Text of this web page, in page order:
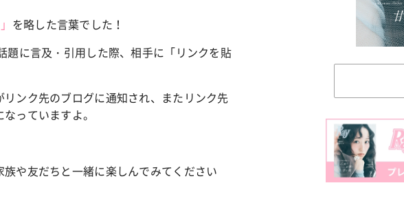
」 を略した言葉でした！
題に言及・引用した際、相手に「リンクを貼
ンク先のブログに通知され、またリンク先
っていますよ。
や友だちと一緒に楽しんでみてください